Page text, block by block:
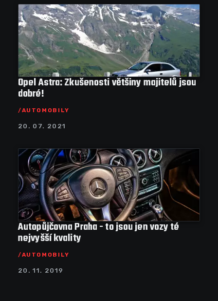
Opel Astra: Zkušenosti většiny majitelů jsou
dobré!
AUTOMOBILY
20. 07. 2021
Autopůjčovna Praha - to jsou jen vozy té
nejvyšší kvality
AUTOMOBILY
20. 11. 2019